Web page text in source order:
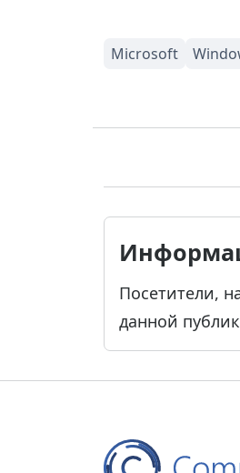
Посетители,
данной